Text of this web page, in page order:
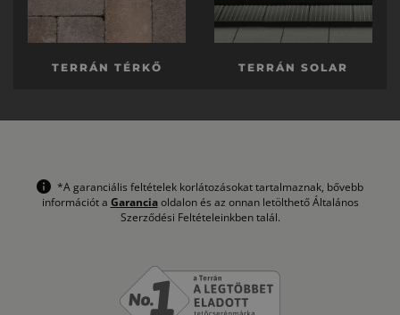
TERRÁN TÉRKŐ TERRÁN SOLAR
*A garanciális feltételek korlátozásokat tartalmaznak, bővebb
információt a Garanciaoldalon és az onnan letölthető Általános
Szerződési Feltételeinkben talál.